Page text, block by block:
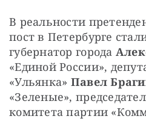
В реальности
пост в Петербурге
губернатор города
«Единой России»,
«Ульянка» Павел
«Зеленые»,